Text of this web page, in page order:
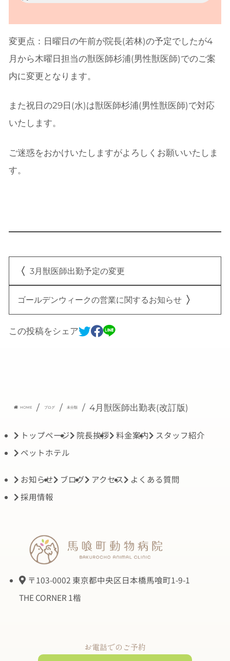
変更点：日曜日の午前が院長(若林)の予定でしたが4
月から木曜日担当の獣医師杉浦(男性獣医師)でのご案
内に変更となります。
また祝日の29日(水)は獣医師杉浦(男性獣医師)で対応
いたします。
ご迷惑をおかけいたしますがよろしくお願いいたしま
す。
3月獣医師出勤予定の変更
ゴールデンウィークの営業に関するお知らせ
この投稿をシェア
HOME / ブログ / 未分類 / 4月獣医師出勤表(改訂版)
トップページ 院長挨拶 料金案内
スタッフ紹介
ペットホテル
お知らせ ブログ アクセス
よくある質問
採用情報
〒103-0002 東京都中央区日本橋馬喰町1-9-1
THE CORNER 1楷
お電話でのご予約